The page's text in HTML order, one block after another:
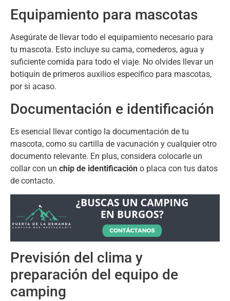
Equipamiento para mascotas
Asegúrate de llevar todo el equipamiento necesario para
tu mascota. Esto incluye su cama, comederos, agua y
suficiente comida para todo el viaje. No olvides llevar un
botiquín de primeros auxilios específico para mascotas,
por si acaso.
Documentación e identificación
Es esencial llevar contigo la documentación de tu
mascota, como su cartilla de vacunación y cualquier otro
documento relevante. En plus, considera colocarle un
collar con un chip de identificación o placa con tus datos
de contacto.
Previsión del clima y
preparación del equipo de
camping